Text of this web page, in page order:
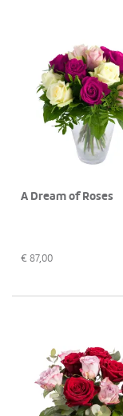
A Dream of Roses
€ 87,00